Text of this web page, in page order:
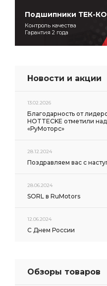
Подшипники ТЕК-
Контроль качества
Гарантия 2 года
Новости и акции
13.02.2026
Благодарность от
HOTTECKE отметили
«РуМоторс»
28.12.2024
Поздравляем вас с
28.06.2024
SORL в RuMotors
12.06.2024
С Днем России
Обзоры товаров